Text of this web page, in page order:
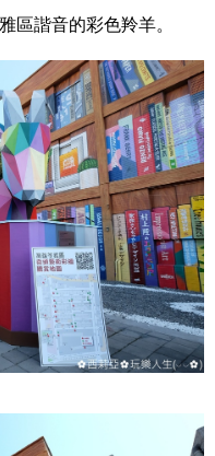
區諧音的彩色羚羊。